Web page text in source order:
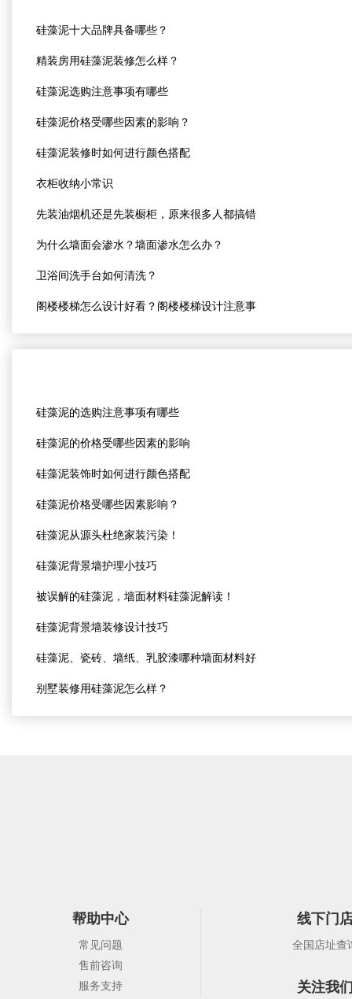
硅藻泥十大品牌具备哪些？
精装房用硅藻泥装修怎么样？
硅藻泥选购注意事项有哪些
硅藻泥价格受哪些因素的影响？
硅藻泥装修时如何进行颜色搭配
衣柜收纳小常识
先装油烟机还是先装橱柜，原来很多人都搞错
为什么墙面会渗水？墙面渗水怎么办？
卫浴间洗手台如何清洗？
阁楼楼梯怎么设计好看？阁楼楼梯设计注意事
硅藻泥的选购注意事项有哪些
硅藻泥的价格受哪些因素的影响
硅藻泥装饰时如何进行颜色搭配
硅藻泥价格受哪些因素影响？
硅藻泥从源头杜绝家装污染！
硅藻泥背景墙护理小技巧
被误解的硅藻泥，墙面材料硅藻泥解读！
硅藻泥背景墙装修设计技巧
硅藻泥、瓷砖、墙纸、乳胶漆哪种墙面材料好
别墅装修用硅藻泥怎么样？
帮助中心
常见问题
售前咨询
服务支持
线下门
全国店址查
关注我